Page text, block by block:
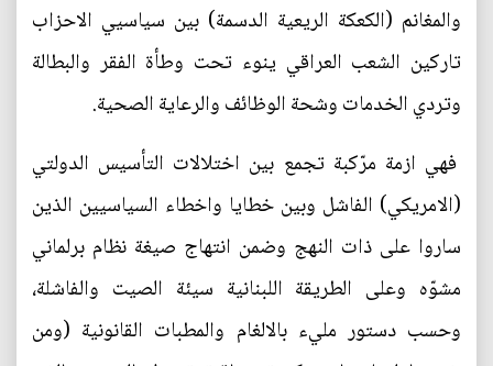
والمغانم (الكعكة الريعية الدسمة) بين سياسيي الاحزاب
تاركين الشعب العراقي ينوء تحت وطأة الفقر والبطالة
وتردي الخدمات وشحة الوظائف والرعاية الصحية.
فهي ازمة مرّكبة تجمع بين اختلالات التأسيس الدولتي
(الامريكي) الفاشل وبين خطايا واخطاء السياسيين الذين
ساروا على ذات النهج وضمن انتهاج صيغة نظام برلماني
مشوّه وعلى الطريقة اللبنانية سيئة الصيت والفاشلة،
وحسب دستور مليء بالالغام والمطبات القانونية (ومن